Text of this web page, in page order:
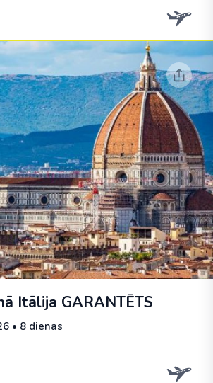
Itālija GARANTĒTS
• 8 dienas